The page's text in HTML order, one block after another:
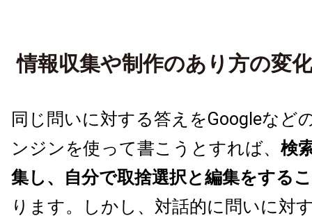
情報収集や制作のあり方の変化
同じ問いに対する答えをGoogleなど
ンジンを使って書こうとすれば、 検
集し、自分で取捨選択と編集をする
ります。しかし、対話的に問いに対